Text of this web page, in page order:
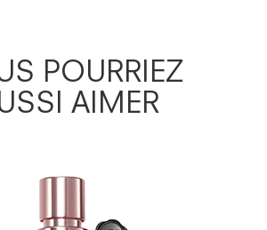
POURRIEZ
AIMER